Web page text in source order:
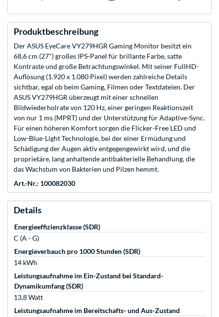
Produktbeschreibung
Der ASUS EyeCare VY279HGR Gaming Monitor besitzt ein
68,6 cm (27") großes IPS-Panel für brillante Farbe, satte
Kontraste und große Betrachtungswinkel. Mit seiner FullHD-
Auflösung (1.920 x 1.080 Pixel) werden zahlreiche Details
sichtbar, egal ob beim Gaming, Filmen oder Textdateien. Der
ASUS VY279HGR überzeugt mit einer schnellen
Bildwiederholrate von 120 Hz, einer geringen Reaktionszeit
von nur 1 ms (MPRT) und der Unterstützung für Adaptive-Sync.
Für einen höheren Komfort sorgen die Flicker-Free LED und
Low-Blue-Light Technologie, bei der einer Ermüdung und
Schädigung der Augen aktiv entgegengewirkt wird, und die
proprietäre, lang anhaltende antibakterielle Behandlung, die
das Wachstum von Bakterien und Pilzen hemmt.
Art.-Nr.: 100082030
Details
Energieeffizienzklasse (SDR)
C (A - G)
Energieverbauch pro 1000 Stunden (SDR)
14 kWh
Leistungsaufnahme im Ein-Zustand bei Standard-
Dynamikumfang (SDR)
13,8 Watt
Leistungsaufnahme im Bereitschafts- und Aus-Zustand